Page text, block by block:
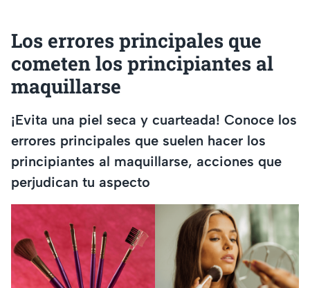
Los errores principales que
cometen los principiantes al
maquillarse
¡Evita una piel seca y cuarteada! Conoce los
errores principales que suelen hacer los
principiantes al maquillarse, acciones que
perjudican tu aspecto